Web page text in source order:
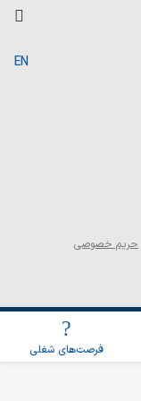
EN
حریم خصوصی
فرصت‌های شغلی